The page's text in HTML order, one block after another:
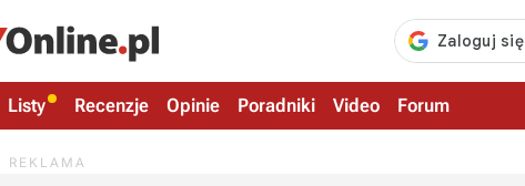
Listy Recenzje Opinie Poradniki Video Forum